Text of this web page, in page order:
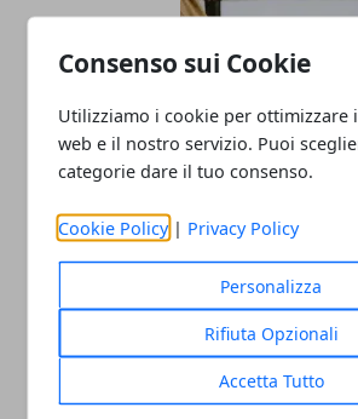
Consenso sui Cookie
Utilizziamo i cookie per ottimizzare
web e il nostro servizio. Puoi
categorie dare il tuo consenso.
Cookie Policy | Privacy Policy
Personalizza
Rifiuta Opzionali
Accetta Tutto